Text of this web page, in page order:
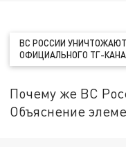
ВС РОССИИ
ОФИЦИАЛЬНОГО ТГ-
Почему же ВС
Объяснение